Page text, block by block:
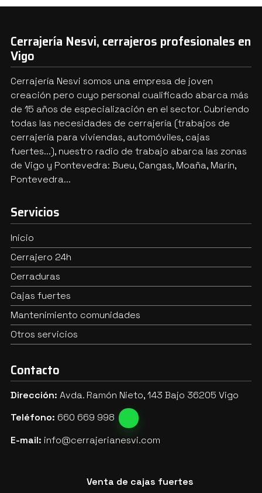
Cerrajería Nesvi, cerrajeros profesionales en
Vigo
Cerrajería Nesvi somos una empresa de joven
creación pero cuyo personal cualificado abarca más
de 15 años de especialización en el sector. Cubriendo
todas las necesidades de cerrajería (trabajos de
cerrajería para viviendas, automóviles, cajas
fuertes...), nuestro radio de trabajo abarca las zonas
de Vigo y Pontevedra: Bueu, Cangas, Moaña, Marín,
Pontevedra...
Servicios
Inicio
Cerrajero 24h
Cerraduras
Cajas fuertes
Mantenimiento comunidades
Otros servicios
Contacto
Dirección: Avda. Ramón Nieto, 143 Bajo 36205 Vigo
Teléfono: 660 669 998
E-mail: info@cerrajerianesvi.com
Venta de cajas fuertes